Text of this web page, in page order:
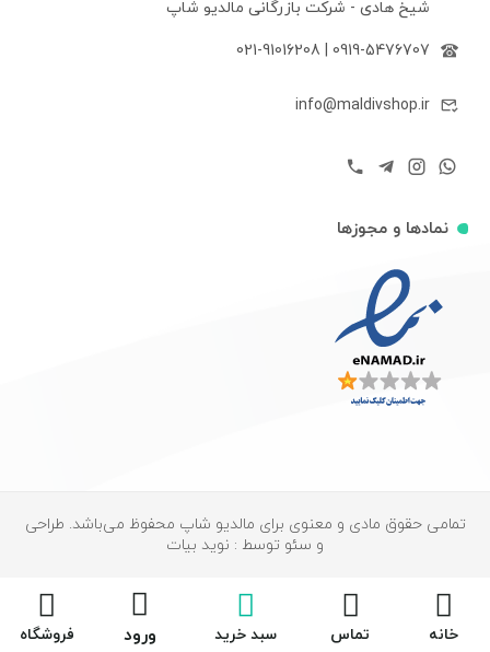
شیخ هادی - شرکت بازرگانی مالدیو شاپ
0919-5476707
021-91016208
info@maldivshop.ir
نمادها و مجوزها
تمامی حقوق مادی و معنوی برای مالدیو شاپ محفوظ می‌باشد. طراحی
و سئو توسط : نوید بیات
خانه تماس سبد خرید ورود فروشگاه